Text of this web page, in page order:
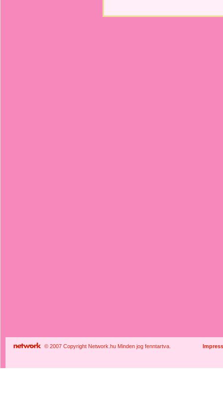
© 2007 Copyright Network.hu Minden jog fenntartva.